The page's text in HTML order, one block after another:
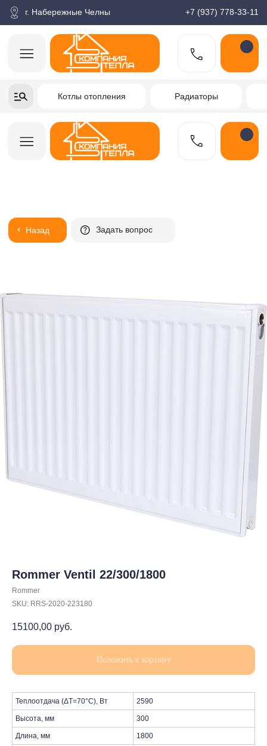
г. Набережные Челны
Котлы отопления Радиаторы Водонагреватели
+7-937-778-33-11
Rommer Ventil 22/300/1800
Rommer
SKU: RRS-2020-223180
15100,00 руб.
Положить к корзину
Теплоотдача (ΔT=70°C), Вт 2590
Высота, мм 300
Длина, мм 1800